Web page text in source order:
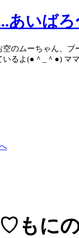
あいば
空のムーちゃん、
るよ(●＾_＾●) マ
♡もに